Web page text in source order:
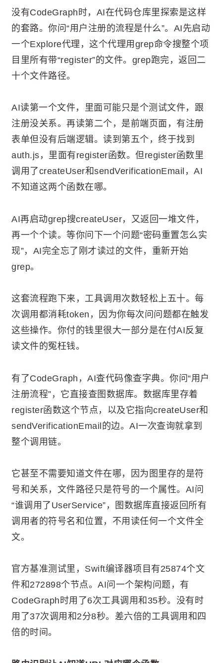
没有CodeGraph时，AI在代码仓库里探索是这样
的套路。你问“用户注册的流程是什么”。AI先启动
一个Explore代理，这个代理用grep命令搜整个项
目里所有带“register”的文件。grep跑完，返回二
十个文件路径。
AI读第一个文件，里面可能只是个测试文件，跟
注册没关系。再读第二个，是前端页面，有注册
表单但没有后端逻辑。读到第五个，终于找到
auth.js，里面有register函数。但register函数里
调用了createUser和sendVerificationEmail，AI
不知道这两个函数在哪。
AI再启动grep搜createUser，又返回一堆文件，
再一个个读。等你问下一个问题“密码重置怎么实
现”，AI完全忘了刚才读过的文件，重新开始
grep。
这套流程跑下来，工具调用次数轻松上五十。每
次调用都消耗token，因为你每次问问题都在触发
这些操作。你付的钱里很大一部分是在付AI反复
读文件的冤枉钱。
有了CodeGraph，AI查代码像查字典。你问“用户
注册流程”，它直接查图数据库。数据库里存着
register函数这个节点，以及它指向createUser和
sendVerificationEmail的边。AI一次查询就拿到
整个调用链。
它甚至不需要知道文件在哪，因为图里存的是符
号和关系，文件路径只是符号的一个属性。AI问
“谁调用了UserService”，图数据库直接返回所有
调用者的符号名和位置，不用读任何一个文件全
文。
官方基准测试里，Swift编译器项目有25874个文
件和272898个节点。AI问一个架构问题，有
CodeGraph时用了6次工具调用和35秒。没有时
用了37次调用和2分8秒。差六倍的工具调用和四
倍的时间。